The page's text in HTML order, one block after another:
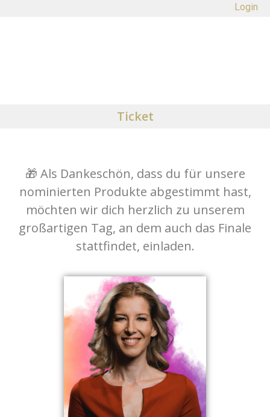
Login
Ticket
🎁 Als Dankeschön, dass du für unsere
nominierten Produkte abgestimmt hast,
möchten wir dich herzlich zu unserem
großartigen Tag, an dem auch das Finale
stattfindet, einladen.